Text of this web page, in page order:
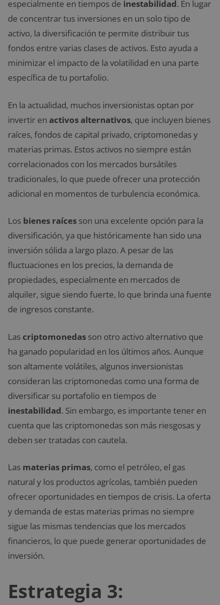
especialmente en tiempos de inestabilidad. En lugar
de concentrar tus inversiones en un solo tipo de
activo, la diversificación te permite distribuir tus
fondos entre varias clases de activos. Esto ayuda a
minimizar el impacto de la volatilidad en una parte
específica de tu portafolio.
En la actualidad, muchos inversionistas optan por
invertir en activos alternativos, que incluyen bienes
raíces, fondos de capital privado, criptomonedas y
materias primas. Estos activos no siempre están
correlacionados con los mercados bursátiles
tradicionales, lo que puede ofrecer una protección
adicional en momentos de turbulencia económica.
Los bienes raíces son una excelente opción para la
diversificación, ya que históricamente han sido una
inversión sólida a largo plazo. A pesar de las
fluctuaciones en los precios, la demanda de
propiedades, especialmente en mercados de
alquiler, sigue siendo fuerte, lo que brinda una fuente
de ingresos constante.
Las criptomonedas son otro activo alternativo que
ha ganado popularidad en los últimos años. Aunque
son altamente volátiles, algunos inversionistas
consideran las criptomonedas como una forma de
diversificar su portafolio en tiempos de
inestabilidad. Sin embargo, es importante tener en
cuenta que las criptomonedas son más riesgosas y
deben ser tratadas con cautela.
Las materias primas, como el petróleo, el gas
natural y los productos agrícolas, también pueden
ofrecer oportunidades en tiempos de crisis. La oferta
y demanda de estas materias primas no siempre
sigue las mismas tendencias que los mercados
financieros, lo que puede generar oportunidades de
inversión.
Estrategia 3: